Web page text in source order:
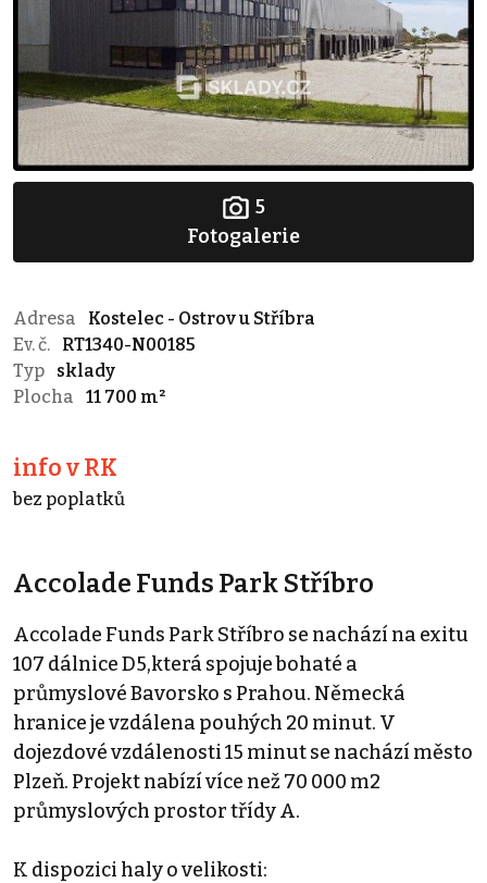
5
Fotogalerie
Adresa
Kostelec - Ostrov u Stříbra
Ev. č.
RT1340-N00185
Typ
sklady
Plocha
11 700 m²
info v RK
bez poplatků
Accolade Funds Park Stříbro
Accolade Funds Park Stříbro se nachází na exitu
107 dálnice D5,která spojuje bohaté a
průmyslové Bavorsko s Prahou. Německá
hranice je vzdálena pouhých 20 minut. V
dojezdové vzdálenosti 15 minut se nachází město
Plzeň. Projekt nabízí více než 70 000 m2
průmyslových prostor třídy A.
K dispozici haly o velikosti: